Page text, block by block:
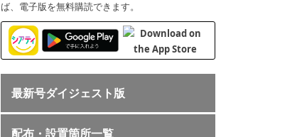
ば、電子版を無料購読できます。
最新号ダイジェスト版
配布・設置箇所一覧